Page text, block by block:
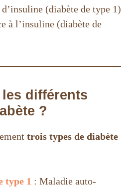
(diabète de type 1)
à l’insuline (diabète de
différents
?
trois types de diabète
type 1 : Maladie auto-